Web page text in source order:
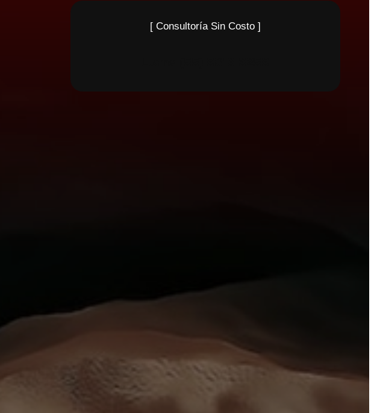
[ Consultoría Sin Costo ]